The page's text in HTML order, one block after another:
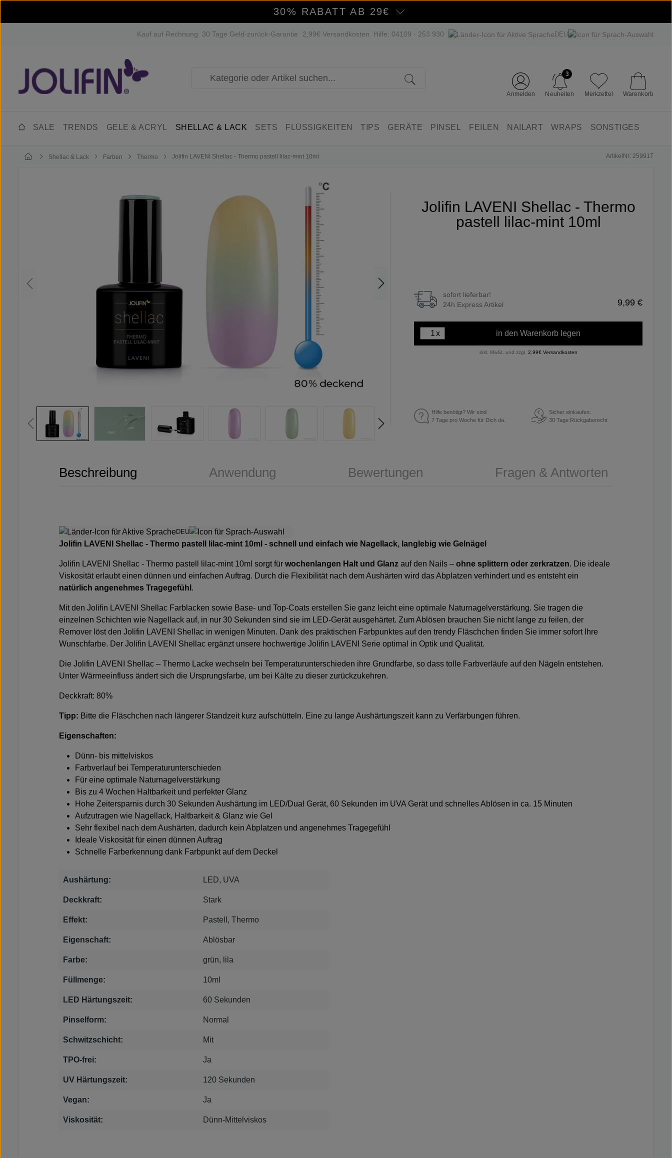
30% RABATT AB 29€
Kauf auf Rechnung 30 Tage Geld-zurück-Garantie 2,99€ Versandkosten Hilfe: 04109 - 253 930 DEU
Anmelden Neuheiten
3
Merkzettel Warenkorb
SALE TRENDS GELE & ACRYL SHELLAC & LACK SETS FLÜSSIGKEITEN TIPS GERÄTE PINSEL FEILEN NAILART WRAPS SONSTIGES
Shellac & Lack Farben Thermo Jolifin LAVENI Shellac - Thermo pastell lilac-mint 10ml ArtikelNr: 25991T
Jolifin LAVENI Shellac - Thermo
pastell lilac-mint 10ml
sofort lieferbar!
24h Express Artikel
9,99 €
x in den Warenkorb legen
inkl. MwSt. und zzgl. 2,99€ Versandkosten
Hilfe benötigt? Wir sind
7 Tage pro Woche für Dich da.
€
Sicher einkaufen.
30 Tage Rückgaberecht
Beschreibung Anwendung Bewertungen Fragen & Antworten
DEU
Jolifin LAVENI Shellac - Thermo pastell lilac-mint 10ml - schnell und einfach wie Nagellack, langlebig wie Gelnägel
Jolifin LAVENI Shellac - Thermo pastell lilac-mint 10ml sorgt für wochenlangen Halt und Glanz auf den Nails – ohne splittern oder zerkratzen. Die ideale
Viskosität erlaubt einen dünnen und einfachen Auftrag. Durch die Flexibilität nach dem Aushärten wird das Abplatzen verhindert und es entsteht ein
natürlich angenehmes Tragegefühl .
Mit den Jolifin LAVENI Shellac Farblacken sowie Base- und Top-Coats erstellen Sie ganz leicht eine optimale Naturnagelverstärkung. Sie tragen die
einzelnen Schichten wie Nagellack auf, in nur 30 Sekunden sind sie im LED-Gerät ausgehärtet. Zum Ablösen brauchen Sie nicht lange zu feilen, der
Remover löst den Jolifin LAVENI Shellac in wenigen Minuten. Dank des praktischen Farbpunktes auf den trendy Fläschchen finden Sie immer sofort Ihre
Wunschfarbe. Der Jolifin LAVENI Shellac ergänzt unsere hochwertige Jolifin LAVENI Serie optimal in Optik und Qualität.
Die Jolifin LAVENI Shellac – Thermo Lacke wechseln bei Temperaturunterschieden ihre Grundfarbe, so dass tolle Farbverläufe auf den Nägeln entstehen.
Unter Wärmeeinfluss ändert sich die Ursprungsfarbe, um bei Kälte zu dieser zurückzukehren.
Deckkraft: 80%
Tipp: Bitte die Fläschchen nach längerer Standzeit kurz aufschütteln. Eine zu lange Aushärtungszeit kann zu Verfärbungen führen.
Eigenschaften:
Dünn- bis mittelviskos
Farbverlauf bei Temperaturunterschieden
Für eine optimale Naturnagelverstärkung
Bis zu 4 Wochen Haltbarkeit und perfekter Glanz
Hohe Zeitersparnis durch 30 Sekunden Aushärtung im LED/Dual Gerät, 60 Sekunden im UVA Gerät und schnelles Ablösen in ca. 15 Minuten
Aufzutragen wie Nagellack, Haltbarkeit & Glanz wie Gel
Sehr flexibel nach dem Aushärten, dadurch kein Abplatzen und angenehmes Tragegefühl
Ideale Viskosität für einen dünnen Auftrag
Schnelle Farberkennung dank Farbpunkt auf dem Deckel
Aushärtung: LED, UVA
Deckkraft: Stark
Effekt: Pastell, Thermo
Eigenschaft: Ablösbar
Farbe: grün, lila
Füllmenge: 10ml
LED Härtungszeit: 60 Sekunden
Pinselform: Normal
Schwitzschicht: Mit
TPO-frei: Ja
UV Härtungszeit: 120 Sekunden
Vegan: Ja
Viskosität: Dünn-Mittelviskos